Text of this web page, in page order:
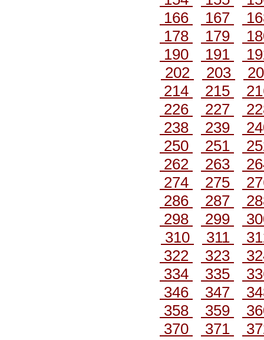
166
167
178
179
190
191
202
203
214
215
226
227
238
239
250
251
262
263
274
275
286
287
298
299
310
311
322
323
334
335
346
347
358
359
370
371